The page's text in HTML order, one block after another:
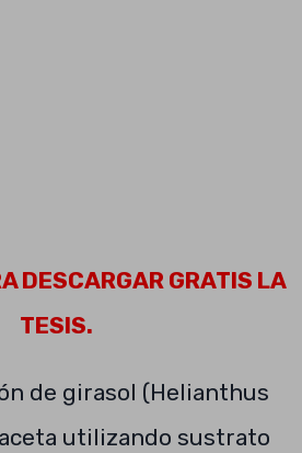
DESCARGAR GRATIS LA
TESIS.
de girasol (Helianthus
utilizando sustrato